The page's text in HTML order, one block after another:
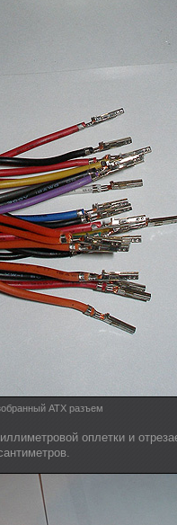
ATX разъем
оплетки и